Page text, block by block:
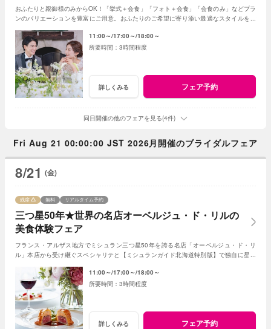
おふたりと親御様のみからOK！「挙式＋会食」「フォト＋会食」「会食のみ」などプラ
ンのバリエーションを豊富にご用意。おふたりのご希望に寄り添い最適なスタイルをご
11:00～ 17:00～ 18:00～
3時間程度
詳しくみる フェア予約
同日開催の他のフェアを見る(4件)
Fri Aug 21 00:00:00 JST 2026月開催のブライダルフェア
8/21 (金)
三つ星50年★世界の名店オーベルジュ・ド・リルの
美食体験フェア
残席 無料 リアルタイム予約
フランス・アルザス地方でミシュラン三つ星50年を誇る名店「オーベルジュ・ド・リ
ル」本店から受け継ぐスペシャリテと【ミシュランガイド北海道特別版】で独自に星を
11:00～ 17:00～ 18:00～
3時間程度
詳しくみる フェア予約